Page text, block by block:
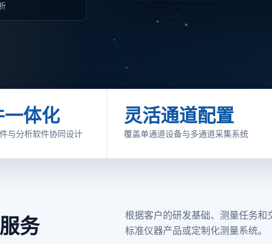
体化
与分析软件协同设计
灵活通道配置
覆盖单通道设备与多通道采集系统
务
根据客户的研发基础、测量任务和
标准仪器产品或定制化测量系统。